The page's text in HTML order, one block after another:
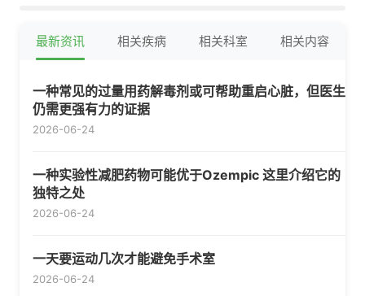
最新资讯 相关疾病 相关科室 相关内容
一种常见的过量用药解毒剂或可帮助重启心脏，但医生
仍需更强有力的证据
2026-06-24
一种实验性减肥药物可能优于Ozempic 这里介绍它的
独特之处
2026-06-24
一天要运动几次才能避免手术室
2026-06-24